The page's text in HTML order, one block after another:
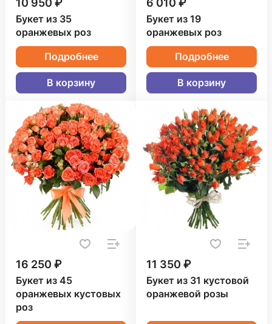
10 950 ₽
Букет из 35
оранжевых роз
Подробнее
В корзину
6 010 ₽
Букет из 19
оранжевых роз
Подробнее
В корзину
16 250 ₽
Букет из 45
оранжевых кустовых
роз
11 350 ₽
Букет из 31 кустовой
оранжевой розы